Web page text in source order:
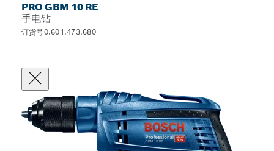
PRO GBM 10 RE
手电钻
订货号0.601.473.680